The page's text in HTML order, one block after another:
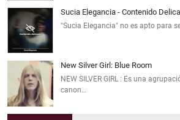
Sucia Elegancia - Contenido
"Sucia Elegancia" no es apto para
New Silver Girl: Blue Room
NEW SILVER GIRL : Es una
canon…